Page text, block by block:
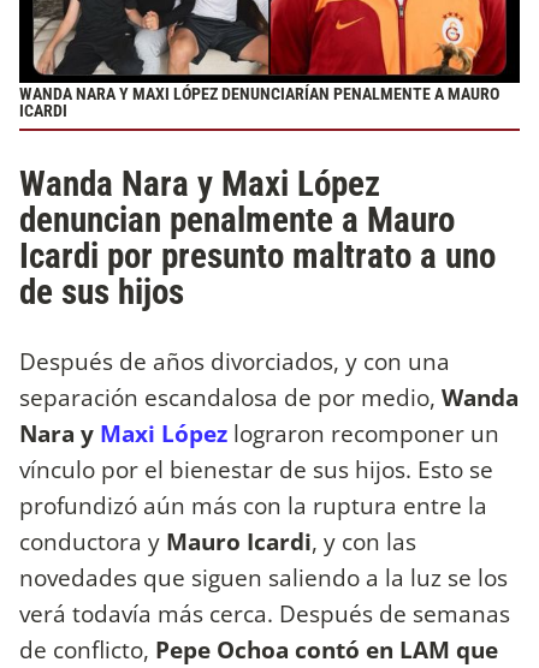
WANDA NARA Y MAXI LÓPEZ DENUNCIARÍAN PENALMENTE A MAURO
ICARDI
Wanda Nara y Maxi López
denuncian penalmente a Mauro
Icardi por presunto maltrato a uno
de sus hijos
Después de años divorciados, y con una
separación escandalosa de por medio, Wanda
Nara y Maxi López lograron recomponer un
vínculo por el bienestar de sus hijos. Esto se
profundizó aún más con la ruptura entre la
conductora y Mauro Icardi, y con las
novedades que siguen saliendo a la luz se los
verá todavía más cerca. Después de semanas
de conflicto, Pepe Ochoa contó en LAM que